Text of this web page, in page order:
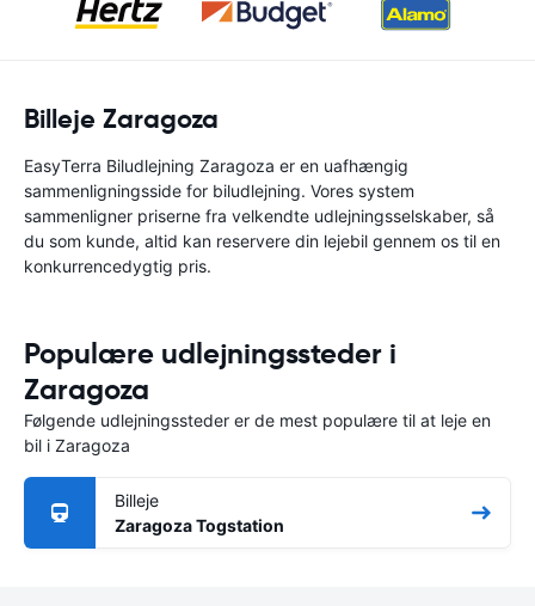
Billeje Zaragoza
EasyTerra Biludlejning Zaragoza er en uafhængig
sammenligningsside for biludlejning. Vores system
sammenligner priserne fra velkendte udlejningsselskaber, så
du som kunde, altid kan reservere din lejebil gennem os til en
konkurrencedygtig pris.
Populære udlejningssteder i
Zaragoza
Følgende udlejningssteder er de mest populære til at leje en
bil i Zaragoza
Billeje
Zaragoza Togstation